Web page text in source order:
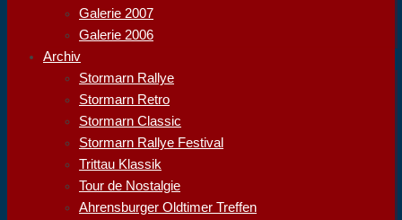
Galerie 2007
Galerie 2006
Archiv
Stormarn Rallye
Stormarn Retro
Stormarn Classic
Stormarn Rallye Festival
Trittau Klassik
Tour de Nostalgie
Ahrensburger Oldtimer Treffen